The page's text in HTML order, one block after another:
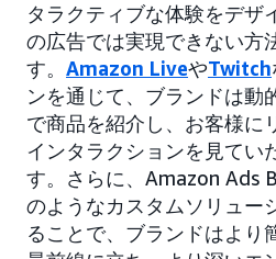
タラクティブな体験をデザ
の広告では実現できない方
す。 Amazon LiveやTwitch
ンを通じて、ブランドは動
で商品を紹介し、お客様に
インタラクションを見てい
す。さらに、Amazon Ads
のようなカスタムソリュー
ることで、ブランドはより